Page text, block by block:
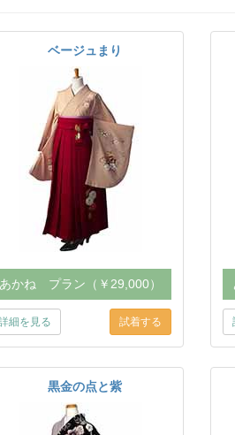
ベージュまり
あかね プラン（￥29,000）
細を見る
黒金の点と紫